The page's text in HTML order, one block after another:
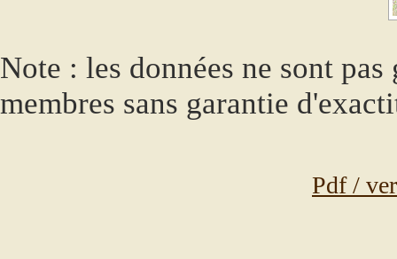
Note : les données ne sont
membres sans garantie
Pdf /